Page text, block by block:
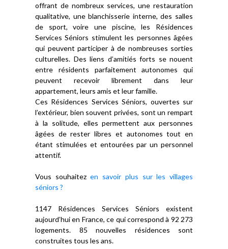
offrant de nombreux services, une restauration
qualitative, une blanchisserie interne, des salles
de sport, voire une piscine, les Résidences
Services Séniors stimulent les personnes âgées
qui peuvent participer à de nombreuses sorties
culturelles. Des liens d’amitiés forts se nouent
entre résidents parfaitement autonomes qui
peuvent recevoir librement dans leur
appartement, leurs amis et leur famille.
Ces Résidences Services Séniors, ouvertes sur
l’extérieur, bien souvent privées, sont un rempart
à la solitude, elles permettent aux personnes
âgées de rester libres et autonomes tout en
étant stimulées et entourées par un personnel
attentif.
Vous souhaitezen savoir plus sur les villages
séniors ?
1147 Résidences Services Séniors existent
aujourd’hui en France, ce qui correspond à 92 273
logements. 85 nouvelles résidences sont
construites tous les ans.